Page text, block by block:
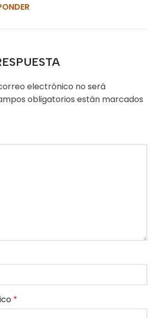
electrónico no será
obligatorios están marcados
*